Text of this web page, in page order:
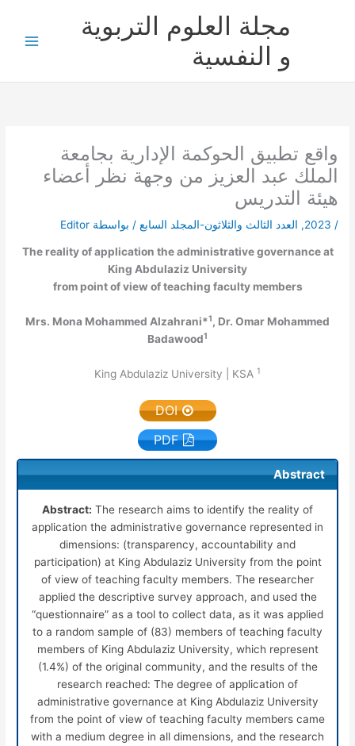
مجلة العلوم التربوية
و النفسية
واقع تطبيق الحوكمة الإدارية بجامعة
الملك عبد العزيز من وجهة نظر أعضاء
هيئة التدريس
/
2023
, العدد الثالث والثلاثون-المجلد السابع / بواسطة Editor
The reality of application the administrative governance at
King Abdulaziz University
from point of view of teaching faculty members
Mrs. Mona Mohammed Alzahrani*1, Dr. Omar Mohammed
Badawood1
1
DOI
PDF
Abstract
Abstract: The research aims to identify the reality of
application the administrative governance represented in
dimensions: (transparency, accountability and
participation) at King Abdulaziz University from the point
of view of teaching faculty members. The researcher
applied the descriptive survey approach, and used the
“questionnaire” as a tool to collect data, as it was applied
to a random sample of (83) members of teaching faculty
members of King Abdulaziz University, which represent
(1.4%) of the original community, and the results of the
research reached: The degree of application of
administrative governance at King Abdulaziz University
from the point of view of teaching faculty members came
with a medium degree in all dimensions, and the research